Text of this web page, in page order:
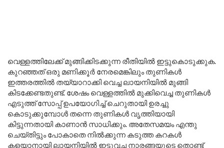
വെള്ളത്തിലേക്ക് മുങ്ങിക്കിടക്കുന്ന രീതിയിൽ ഇട്ടുകൊടുക്കുക.
കുറഞ്ഞത് ഒരു മണിക്കൂർ നേരമെങ്കിലും തുണികൾ
ഇത്തരത്തിൽ തയ്യാറാക്കി വെച്ച ലായനിയിൽ മുങ്ങി
കിടക്കേണ്ടതുണ്ട്. ശേഷം വെള്ളത്തിൽ മുക്കിവെച്ച തുണികൾ
എടുത്ത് സോപ്പ് ഉപയോഗിച്ച് ചെറുതായി ഉരച്ചു
കൊടുക്കുമ്പോൾ തന്നെ തുണികൾ വൃത്തിയായി
കിട്ടുന്നതായി കാണാൻ സാധിക്കും. അതേസമയം എന്തു
ചെയ്തിട്ടും പോകാതെ നിൽക്കുന്ന കടുത്ത കറകൾ
കളയാനായി ലായനിയിൽ ഇട്ടുവച്ച നാരങ്ങയുടെ തൊണ്ട്